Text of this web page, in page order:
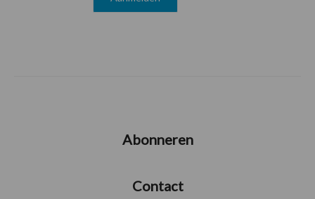
Abonneren
Contact